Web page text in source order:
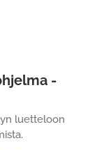
-
luetteloon